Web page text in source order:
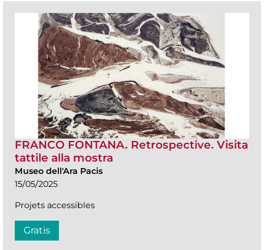
FRANCO FONTANA. Retrospective. Visita
tattile alla mostra
Museo dell'Ara Pacis
15/05/2025
Projets accessibles
Gratis